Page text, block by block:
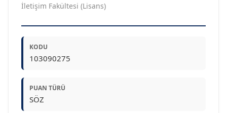
İletişim Fakültesi (Lisans)
KODU
103090275
PUAN TÜRÜ
SÖZ